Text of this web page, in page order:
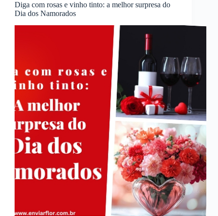
Diga com rosas e vinho tinto: a melhor surpresa do
Dia dos Namorados